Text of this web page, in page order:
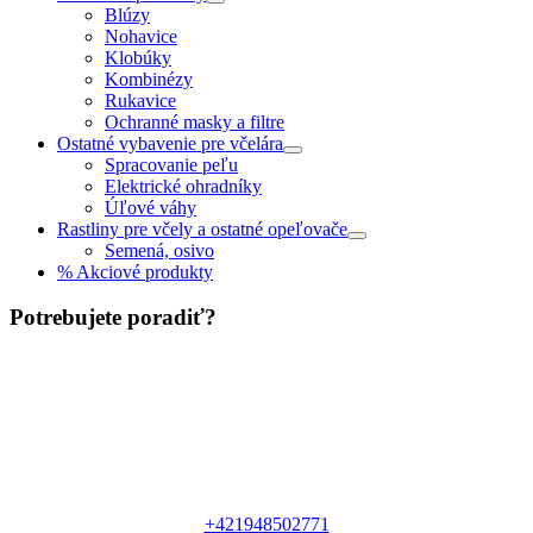
Blúzy
Nohavice
Klobúky
Kombinézy
Rukavice
Ochranné masky a filtre
Ostatné vybavenie pre včelára
Spracovanie peľu
Elektrické ohradníky
Úľové váhy
Rastliny pre včely a ostatné opeľovače
Semená, osivo
% Akciové produkty
Potrebujete poradiť?
+421948502771